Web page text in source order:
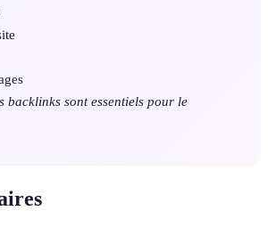
backlinks sont essentiels pour le